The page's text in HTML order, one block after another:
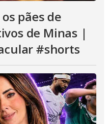
pães de
de Minas |
#shorts